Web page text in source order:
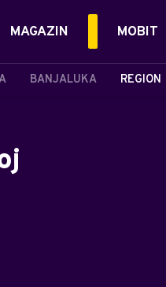
BANJALUKA REGION
MAGAZIN MOBIT